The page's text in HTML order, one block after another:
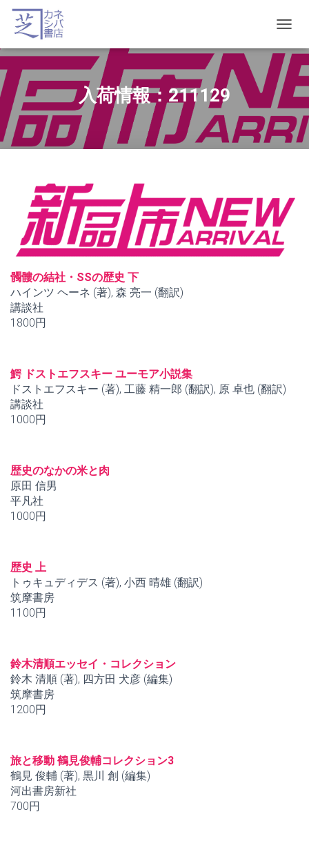
O
G
G
L
A
V
I
O
入荷情報：211129
髑髏の結社・SSの歴史 下
ハインツ ヘーネ (著), 森 亮一 (翻訳)
講談社
1800円
鰐 ドストエフスキー ユーモア小説集
ドストエフスキー (著), 工藤 精一郎 (翻訳), 原 卓也 (翻訳)
講談社
1000円
歴史のなかの米と肉
原田 信男
平凡社
1000円
歴史 上
トゥキュディデス (著), 小西 晴雄 (翻訳)
筑摩書房
1100円
鈴木清順エッセイ・コレクション
鈴木 清順 (著), 四方田 犬彦 (編集)
筑摩書房
1200円
旅と移動 鶴見俊輔コレクション3
鶴見 俊輔 (著), 黒川 創 (編集)
河出書房新社
700円